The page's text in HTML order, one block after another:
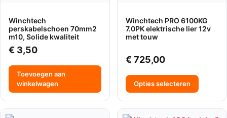
Winchtech
perskabelschoen 70mm2
m10, Solide kwaliteit
€ 3,50
Toevoegen aan
winkelwagen
Winchtech PRO 6100KG
7.0PK elektrische lier 12v
met touw
€725,00
Opties selecteren